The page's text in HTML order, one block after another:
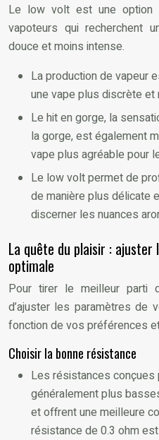
Le low volt est une option
vapoteurs qui recherchent
douce et moins intense.
La production de vapeur
une vape plus discrète et
Le hit en gorge, la
la gorge, est également
vape plus agréable pour
Le low volt permet de
de manière plus délicate
discerner les nuances
La quête du plaisir : ajuster
optimale
Pour tirer le meilleur
d’ajuster les paramètres de
fonction de vos préférences
Choisir la bonne résistance
Les résistances
généralement plus
et offrent une meilleure
résistance de 0.3 ohm